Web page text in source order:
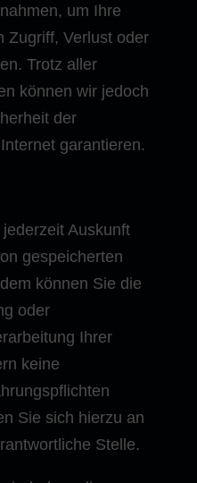
um Ihre
Zugriff, Verlust oder
Trotz aller
können wir jedoch
der
garantieren.
Auskunft
gespeicherten
können Sie die
oder
Ihrer
keine
Sie sich hierzu an
Stelle.